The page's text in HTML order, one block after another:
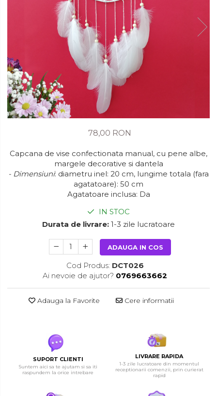
78,00 RON
Capcana de vise confectionata manual, cu pene albe,
margele decorative si dantela
- Dimensiuni: diametru inel: 20 cm, lungime totala (fara
agatatoare): 50 cm
Agatatoare inclusa: Da
IN STOC
Durata de livrare: 1-3 zile lucratoare
ADAUGA IN COS
Cod Produs: DCT026
Ai nevoie de ajutor? 0769663662
Adauga la Favorite Cere informatii
SUPORT CLIENTI
Suntem aici sa te ajutam si sa iti
raspundem la orice intrebare
LIVRARE RAPIDA
1-3 zile lucratoare din momentul
receptionarii comenzii, prin curierat
rapid